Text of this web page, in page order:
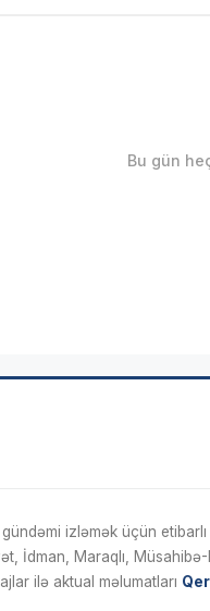
Bu gün
izləmək üçün etibarlı
İdman, Maraqlı,
ilə aktual məlumatları